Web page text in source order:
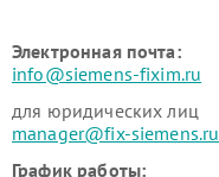
Электронная почта:
info@siemens-fixim.ru
для юридических лиц
manager@fix-siemens.ru
График работы: